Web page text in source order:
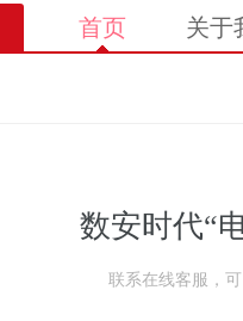
首页 关于
数安时代“
联系在线客服，